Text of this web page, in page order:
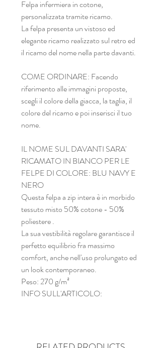
Felpa infermiera in cotone,
personalizzata tramite ricamo.
La felpa presenta un vistoso ed
elegante ricamo realizzato sul retro ed
il ricamo del nome nella parte davanti.
COME ORDINARE: Facendo
riferimento alle immagini proposte,
scegli il colore della giacca, la taglia, il
colore del ricamo e poi inserisci il tuo
nome.
IL NOME SUL DAVANTI SARA'
RICAMATO IN BIANCO PER LE
FELPE DI COLORE: BLU NAVY E
NERO
Questa felpa a zip intera è in morbido
tessuto misto 50% cotone - 50%
poliestere .
La sua vestibilità regolare garantisce il
perfetto equilibrio fra massimo
comfort, anche nell'uso prolungato ed
un look contemporaneo.
Peso: 270 g/m²
INFO SULL'ARTICOLO: